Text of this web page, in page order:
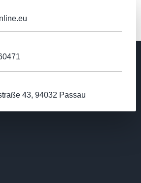
43, 94032 Passau